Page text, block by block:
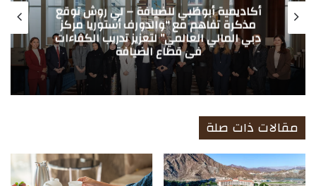
أكاديمية أبوظبي للضيافة – لي روش توقع
مذكرة تفاهم مع “والدورف أستوريا مركز
دبي المالي العالمي” لتعزيز تدريب الكفاءات
في قطاع الضيافة
مقالات ذات صلة